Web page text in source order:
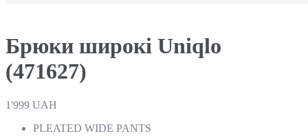
Брюки широкі Uniqlo
(471627)
1'999 UAH
PLEATED WIDE PANTS